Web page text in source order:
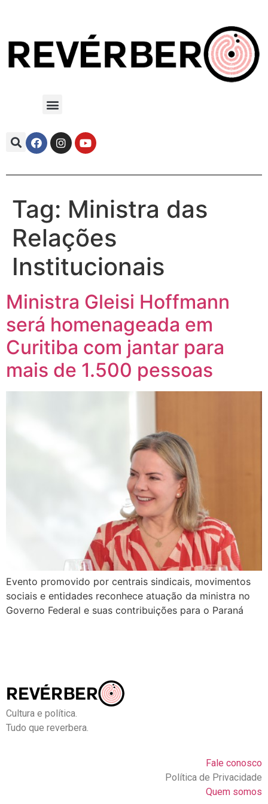
Tag: Ministra das
Relações
Institucionais
Ministra Gleisi Hoffmann
será homenageada em
Curitiba com jantar para
mais de 1.500 pessoas
Evento promovido por centrais sindicais, movimentos
sociais e entidades reconhece atuação da ministra no
Governo Federal e suas contribuições para o Paraná
Cultura e política.
Tudo que reverbera.
Fale conosco
Política de Privacidade
Quem somos